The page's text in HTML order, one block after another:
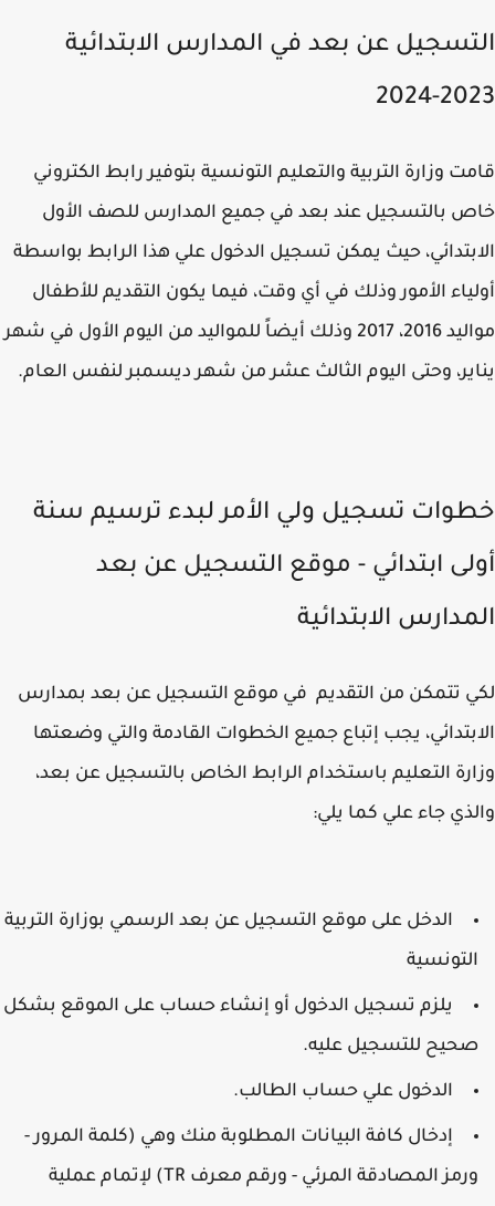
عن بعد في المدارس الابتدائية
2023-
وزارة التربية والتعليم التونسية بتوفير رابط الكتروني
بالتسجيل عند بعد في جميع المدارس للصف الأول
حيث يمكن تسجيل الدخول علي هذا الرابط بواسطة
الأمور وذلك في أي وقت، فيما يكون التقديم للأطفال
مواليد 2016، 2017 وذلك أيضاً للمواليد من اليوم الأول في شهر
وحتى اليوم الثالث عشر من شهر ديسمبر لنفس العام.
تسجيل ولي الأمر لبدء ترسيم سنة
ابتدائي - موقع التسجيل عن بعد
الابتدائية
تتمكن من التقديم في موقع التسجيل عن بعد بمدارس
يجب إتباع جميع الخطوات القادمة والتي وضعتها
التعليم باستخدام الرابط الخاص بالتسجيل عن بعد،
جاء علي كما يلي:
الدخل على موقع التسجيل عن بعد الرسمي بوزارة التربية
يلزم تسجيل الدخول أو إنشاء حساب على الموقع بشكل
للتسجيل عليه.
الدخول علي حساب الطالب.
إدخال كافة البيانات المطلوبة منك وهي (كلمة المرور -
ورمز المصادقة المرئي - ورقم معرف TR) لإتمام عملية